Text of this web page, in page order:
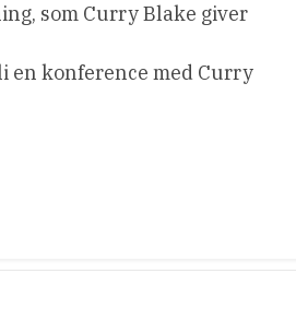
som Curry Blake giver
en konference med Curry